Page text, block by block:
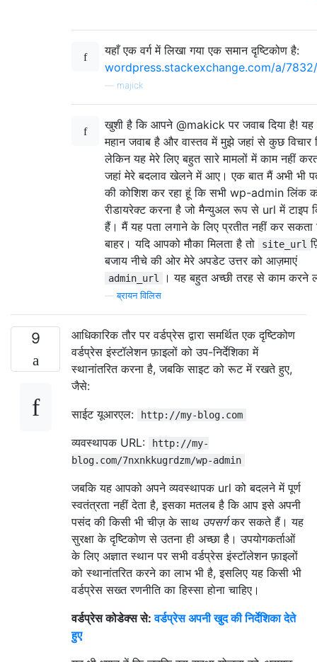
यहाँ एक वर्ग में लिखा गया एक समान दृष्टिकोण है:
wordpress.stackexchange.com/a/
majick
खुशी है कि आपने @makick पर जवाब दिया है!
महान जवाब है और वास्तव में मुझे जहां से कुछ विचार
लेकिन यह मेरे लिए बहुत सारे मामलों में काम नहीं
जहां मेरे बदलाव खेलने में आए। एक बात मैं अभी भी
की कोशिश कर रहा हूं कि सभी wp-admin लिंक
रीडायरेक्ट करना है जो मैन्युअल रूप से url में टाइप
हैं। मैं यह पता लगाने के लिए प्रतीत नहीं कर
बाहर। यदि आपको मौका मिलता है तो
site_url
बजाय नीचे की ओर मेरे अपडेट उत्तर को आज़माएं
admin_url । यह बहुत अच्छी तरह से काम करने
—ब्रायन विलिस
9
आधिकारिक तौर पर वर्डप्रेस द्वारा समर्थित एक दृष्टिकोण
वर्डप्रेस इंस्टॉलेशन फ़ाइलों को उप-निर्देशिका में
स्थानांतरित करना है, जबकि साइट को रूट में रखते हुए,
जैसे:
साईट यूआरएल:
http://my-blog.com
व्यवस्थापक URL:
http://my-
blog.com/7nxnkkugrdzm/wp-admin
जबकि यह आपको अपने व्यवस्थापक url को बदलने में पूर्ण
स्वतंत्रता नहीं देता है, इसका मतलब है कि आप इसे अपनी
पसंद की किसी भी चीज़ के साथ उपसर्गकर सकते हैं। यह
सुरक्षा के दृष्टिकोण से उतना ही अच्छा है। उपयोगकर्ताओं
के लिए अज्ञात स्थान पर सभी वर्डप्रेस इंस्टॉलेशन फ़ाइलों
को स्थानांतरित करने का लाभ भी है, इसलिए यह किसी भी
वर्डप्रेस सख्त रणनीति का हिस्सा होना चाहिए।
वर्डप्रेस कोडेक्स से:वर्डप्रेस अपनी खुद की निर्देशिका देते
हुए